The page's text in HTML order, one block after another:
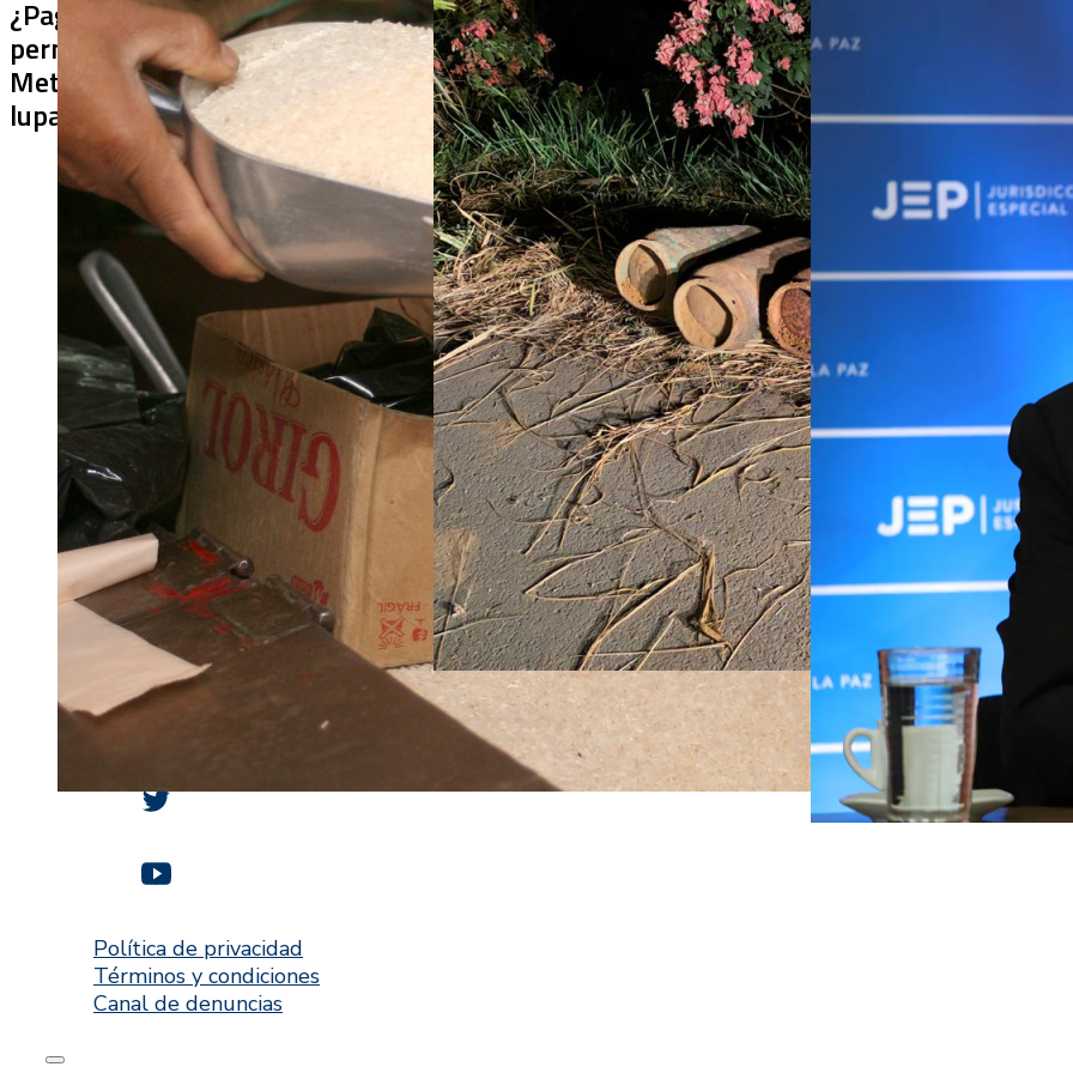
¿Pagaron menos de lo
permitido por el arroz en el
Meta? La SIC puso bajo la
lupa a siete compradores
¿Bus bomba rumbo a Cali?
Hallan 420 kilos de
explosivos antes de la
posesión de Abelardo De La
Espriella
JEP imputa a 27
excomandantes de las
FARC por crímenes en 15
departamentos: violencia
sexual contra mujeres y
niñas está entre los
Siguenos
Política de privacidad
Términos y condiciones
Canal de denuncias